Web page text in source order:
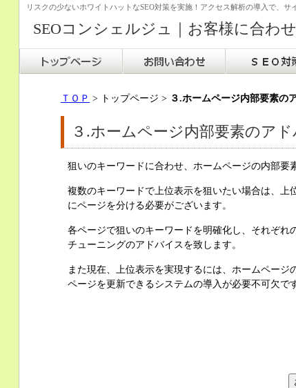
リスクの少ないホワイトハットなSEO対策を実施！アクセス解析の導入で、サ
SEOコンシェルジュ｜お客様に合わ
ＴＯＰ > トップページ > ３.ホームページ内部要素の
３.ホームページ内部要素のアド
狙いのキーワードに合わせ、ホームページの内部要
複数のキーワードで上位表示を狙いたい場合は、上
にページを分ける必要がございます。
各ページで狙いのキーワードを明確化し、それぞれ
チューニングのアドバイスを致します。
また現在、上位表示を実現するには、ホームペー
ページを更新できるシステムの導入が必要不可欠で